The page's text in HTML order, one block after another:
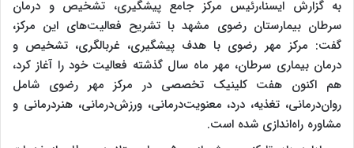
به گزارش ایسنا،رئیس مرکز جامع پیشگیری، تشخیص و درمان
سرطان بیمارستان رضوی مشهد با تشریح فعالیت‌های این مرکز،
گفت: مرکز مهر رضوی با هدف پیشگیری، غربالگری، تشخیص و
درمان بیماری سرطان، مهر ماه سال گذشته فعالیت خود را آغاز کرد،
هم اکنون هفت کلینیک تخصصی در مرکز مهر رضوی شامل
روان‌درمانی، تغذیه، درد، معنویت‌درمانی، ورزش‌درمانی، هنردرمانی و
مشاوره راه‌اندازی شده است.